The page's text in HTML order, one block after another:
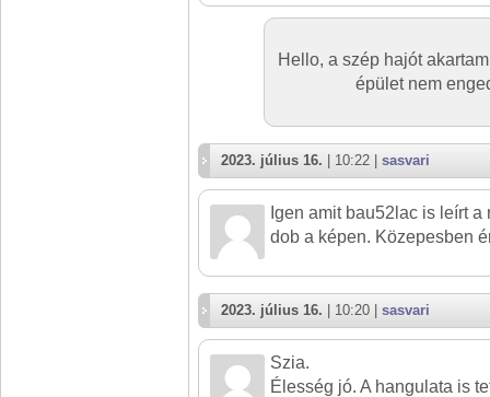
Hello, a szép hajót
épület nem
2023. július 16. | 10:22 | sasvari
Igen amit bau52lac is leírt
dob a képen. Közepesben
2023. július 16. | 10:20 | sasvari
Szia.
Élesség jó. A hangulata is